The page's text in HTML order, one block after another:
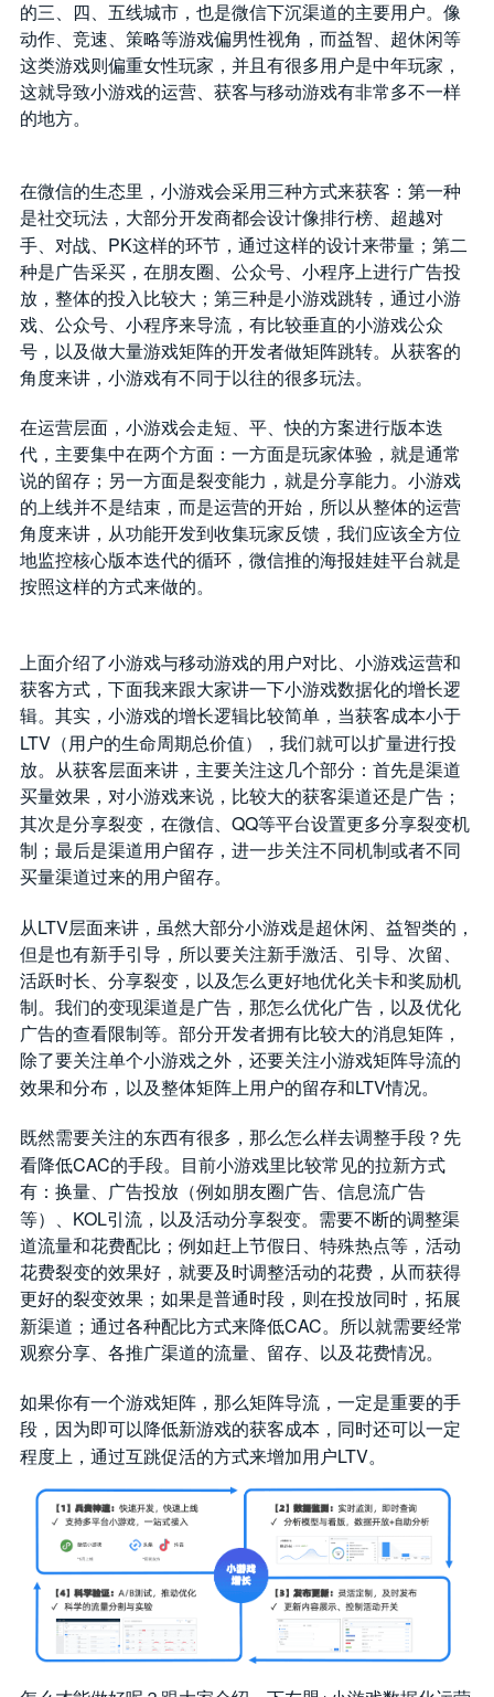
的三、四、五线城市，也是微信下沉渠道的主要用户。像
动作、竞速、策略等游戏偏男性视角，而益智、超休闲等
这类游戏则偏重女性玩家，并且有很多用户是中年玩家，
这就导致小游戏的运营、获客与移动游戏有非常多不一样
的地方。
在微信的生态里，小游戏会采用三种方式来获客：第一种
是社交玩法，大部分开发商都会设计像排行榜、超越对
手、对战、 PK这样的环节，通过这样的设计来带量；第二
种是广告采买，在朋友圈、公众号、小程序上进行广告投
放，整体的投入比较大；第三种是小游戏跳转，通过小游
戏、公众号、小程序来导流，有比较垂直的小游戏公众
号，以及做大量游戏矩阵的开发者做矩阵跳转。从获客的
角度来讲，小游戏有不同于以往的很多玩法。
在运营层面，小游戏会走短、平、快的方案进行版本迭
代，主要集中在两个方面：一方面是玩家体验，就是通常
说的留存；另一方面是裂变能力，就是分享能力。小游戏
的上线并不是结束，而是运营的开始，所以从整体的运营
角度来讲，从功能开发到收集玩家反馈，我们应该全方位
地监控核心版本迭代的循环，微信推的海报娃娃平台就是
按照这样的方式来做的。
上面介绍了小游戏与移动游戏的用户对比、小游戏运营和
获客方式，下面我来跟大家讲一下小游戏数据化的增长逻
辑。其实，小游戏的增长逻辑比较简单，当获客成本小于
LTV（用户的生命周期总价值），我们就可以扩量进行投
放。从获客层面来讲，主要关注这几个部分：首先是渠道
买量效果，对小游戏来说，比较大的获客渠道还是广告；
其次是分享裂变，在微信、 QQ等平台设置更多分享裂变机
制；最后是渠道用户留存，进一步关注不同机制或者不同
买量渠道过来的用户留存。
从LTV层面来讲，虽然大部分小游戏是超休闲、益智类的，
但是也有新手引导，所以要关注新手激活、引导、次留、
活跃时长、分享裂变，以及怎么更好地优化关卡和奖励机
制。我们的变现渠道是广告，那怎么优化广告，以及优化
广告的查看限制等。部分开发者拥有比较大的消息矩阵，
除了要关注单个小游戏之外，还要关注小游戏矩阵导流的
效果和分布，以及整体矩阵上用户的留存和LTV情况。
既然需要关注的东西有很多，那么怎么样去调整手段？先
看降低CAC的手段。目前小游戏里比较常见的拉新方式
有：换量、广告投放（例如朋友圈广告、信息流广告
等）、 KOL引流，以及活动分享裂变。需要不断的调整渠
道流量和花费配比；例如赶上节假日、特殊热点等，活动
花费裂变的效果好，就要及时调整活动的花费，从而获得
更好的裂变效果；如果是普通时段，则在投放同时，拓展
新渠道；通过各种配比方式来降低CAC。所以就需要经常
观察分享、各推广渠道的流量、留存、以及花费情况。
如果你有一个游戏矩阵，那么矩阵导流，一定是重要的手
段，因为即可以降低新游戏的获客成本，同时还可以一定
程度上，通过互跳促活的方式来增加用户LTV。